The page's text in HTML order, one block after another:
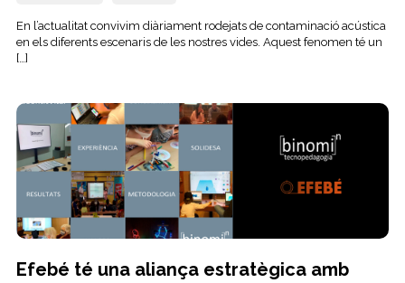
En l’actualitat convivim diàriament rodejats de contaminació acústica
en els diferents escenaris de les nostres vides. Aquest fenomen té un
[…]
Efebé té una aliança estratègica amb